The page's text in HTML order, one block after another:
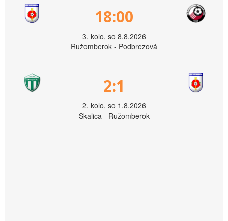
18:00
3. kolo, so 8.8.2026
Ružomberok - Podbrezová
2:1
2. kolo, so 1.8.2026
Skalica - Ružomberok